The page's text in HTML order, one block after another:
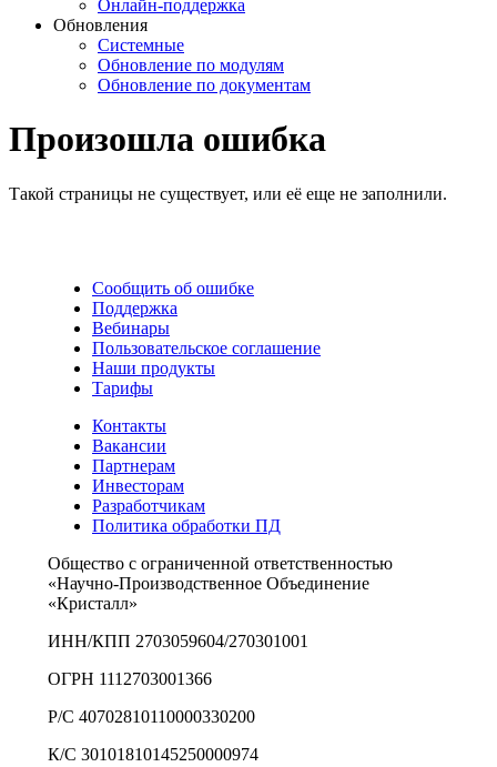
Онлайн-поддержка
Обновления
Системные
Обновление по модулям
Обновление по документам
Произошла ошибка
Такой страницы не существует, или её еще не заполнили.
Сообщить об ошибке
Поддержка
Вебинары
Пользовательское соглашение
Наши продукты
Тарифы
Контакты
Вакансии
Партнерам
Инвесторам
Разработчикам
Политика обработки ПД
Общество с ограниченной ответственностью
«Научно-Производственное Объединение
«Кристалл»
ИНН/КПП 2703059604/270301001
ОГРН 1112703001366
Р/С 40702810110000330200
К/С 30101810145250000974